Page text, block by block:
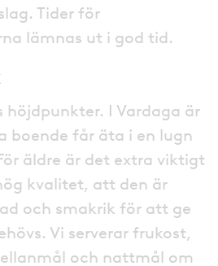
Tider för
lämnas ut i god tid.
höjdpunkter. I Vardaga är
boende får äta i en lugn
äldre är det extra viktigt
kvalitet, att den är
och smakrik för att ge
Vi serverar frukost,
och nattmål om